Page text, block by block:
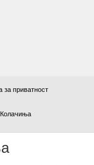
за приватност
Колачиња